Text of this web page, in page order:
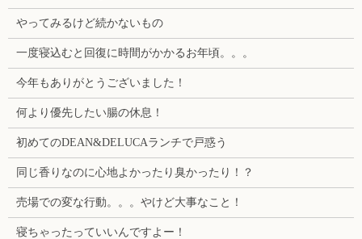
やってみるけど続かないもの
一度寝込むと回復に時間がかかるお年頃。。。
今年もありがとうございました！
何より優先したい腸の休息！
初めてのDEAN&DELUCAランチで戸惑う
同じ香りなのに心地よかったり臭かったり！？
売場での変な行動。。。やけど大事なこと！
寝ちゃったっていいんですよー！